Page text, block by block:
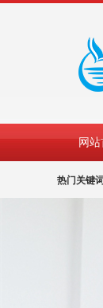
网站
热门关键